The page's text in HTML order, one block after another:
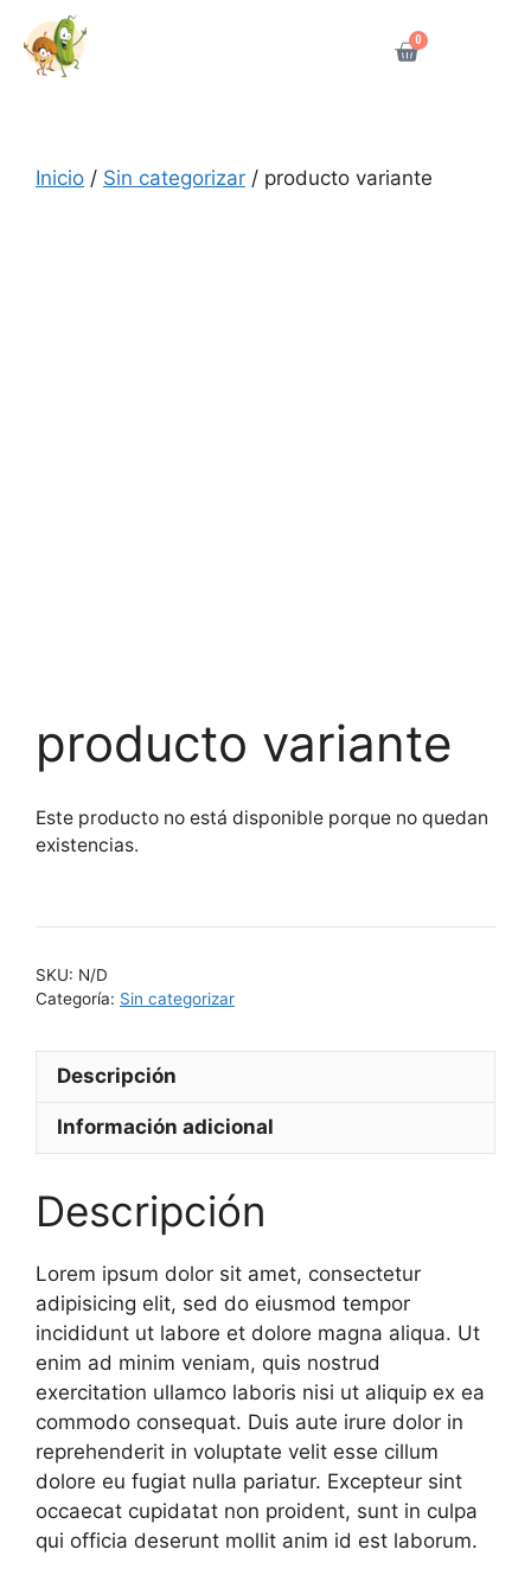
0
Inicio / Sin categorizar / producto variante
producto variante
Este producto no está disponible porque no quedan
existencias.
SKU: N/D
Categoría: Sin categorizar
Descripción
Información adicional
Descripción
Lorem ipsum dolor sit amet, consectetur
adipisicing elit, sed do eiusmod tempor
incididunt ut labore et dolore magna aliqua. Ut
enim ad minim veniam, quis nostrud
exercitation ullamco laboris nisi ut aliquip ex ea
commodo consequat. Duis aute irure dolor in
reprehenderit in voluptate velit esse cillum
dolore eu fugiat nulla pariatur. Excepteur sint
occaecat cupidatat non proident, sunt in culpa
qui officia deserunt mollit anim id est laborum.